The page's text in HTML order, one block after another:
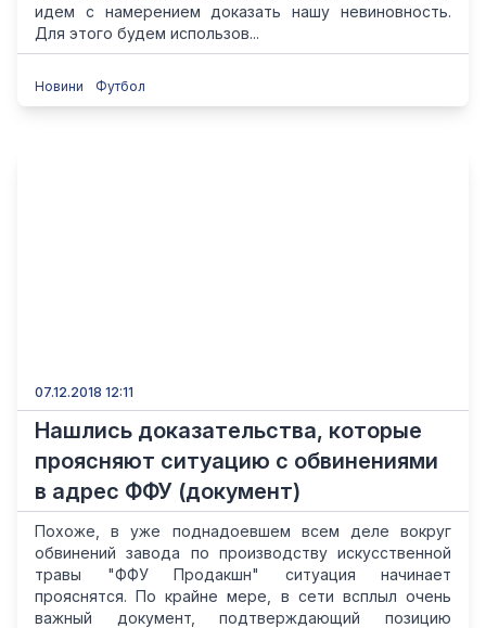
идем с намерением доказать нашу невиновность.
Для этого будем использов...
Новини Футбол
07.12.2018 12:11
Нашлись доказательства, которые
проясняют ситуацию с обвинениями
в адрес ФФУ (документ)
Похоже, в уже поднадоевшем всем деле вокруг
обвинений завода по производству искусственной
травы "ФФУ Продакшн" ситуация начинает
прояснятся. По крайне мере, в сети всплыл очень
важный документ, подтверждающий позицию